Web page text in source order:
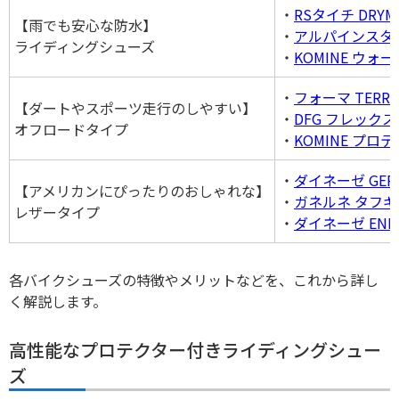
【雨でも安心な防水】
ライディングシューズ
・ RSタイチ
・ アルパインスタ
・ KOMINE ウォ
【ダートやスポーツ走行のしやすい】
オフロードタイプ
・ フォーマ
・ DFG フレック
・ KOMINE プロ
【アメリカンにぴったりのおしゃれな】
レザータイプ
・ ダイネーゼ
・ ガネルネ タフ
・ ダイネーゼ
各バイクシューズの特徴やメリットなどを、これから詳し
く解説します。
高性能なプロテクター付きライディングシュー
ズ